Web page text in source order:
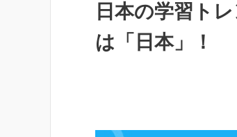
日本の学習ト
は「日本」！